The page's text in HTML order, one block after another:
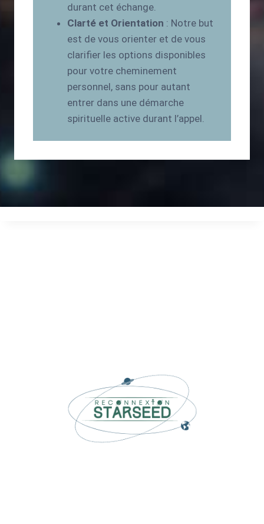
durant cet échange.
Clarté et Orientation : Notre but
est de vous orienter et de vous
clarifier les options disponibles
pour votre cheminement
personnel, sans pour autant
entrer dans une démarche
spirituelle active durant l’appel.